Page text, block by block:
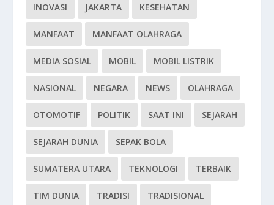
INOVASI JAKARTA KESEHATAN
MANFAAT MANFAAT OLAHRAGA
MEDIA SOSIAL MOBIL MOBIL LISTRIK
NASIONAL NEGARA NEWS OLAHRAGA
OTOMOTIF POLITIK SAAT INI SEJARAH
SEJARAH DUNIA SEPAK BOLA
SUMATERA UTARA TEKNOLOGI TERBAIK
TIM DUNIA TRADISI TRADISIONAL